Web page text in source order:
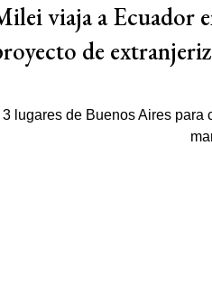
viaja a Ecuador
de